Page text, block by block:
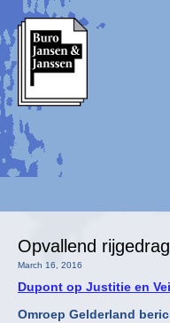
Opvallend rijgedrag
March 16, 2016
Dupont op Justitie en
Omroep Gelderland